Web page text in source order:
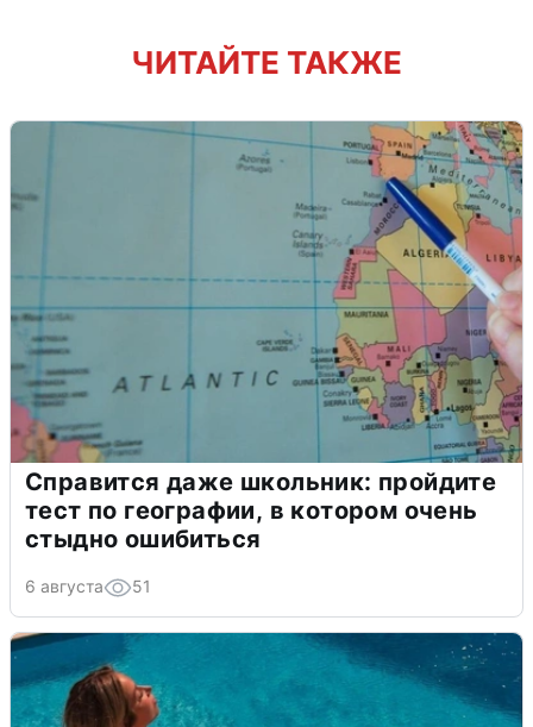
ЧИТАЙТЕ ТАКЖЕ
Справится даже школьник: пройдите
тест по географии, в котором очень
стыдно ошибиться
6 августа 51